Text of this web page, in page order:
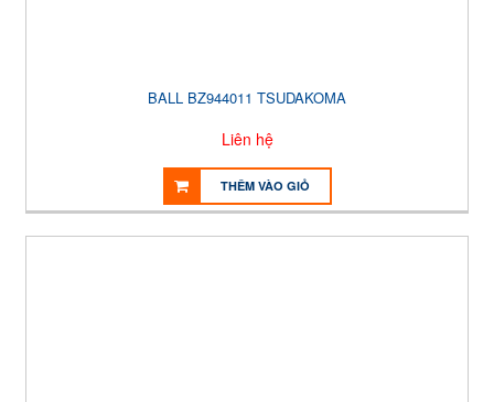
BALL BZ944011 TSUDAKOMA
Liên hệ
THÊM VÀO GIỎ